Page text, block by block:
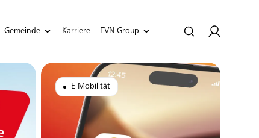
Gemeinde Karriere EVN Group
E-Mobilität